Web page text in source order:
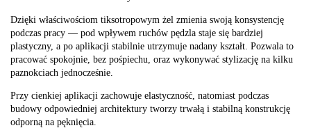
Dzięki właściwościom tiksotropowym żel zmienia swoją konsystencję
podczas pracy — pod wpływem ruchów pędzla staje się bardziej
plastyczny, a po aplikacji stabilnie utrzymuje nadany kształt. Pozwala to
pracować spokojnie, bez pośpiechu, oraz wykonywać stylizację na kilku
paznokciach jednocześnie.
Przy cienkiej aplikacji zachowuje elastyczność, natomiast podczas
budowy odpowiedniej architektury tworzy trwałą i stabilną konstrukcję
odporną na pęknięcia.